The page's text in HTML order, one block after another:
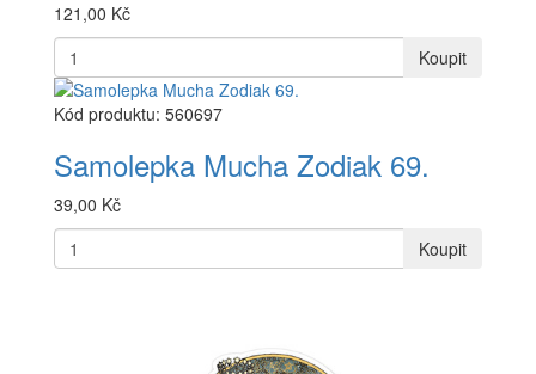
121,00 Kč
Koupit
Kód produktu: 560697
Samolepka Mucha Zodiak 69.
39,00 Kč
Koupit